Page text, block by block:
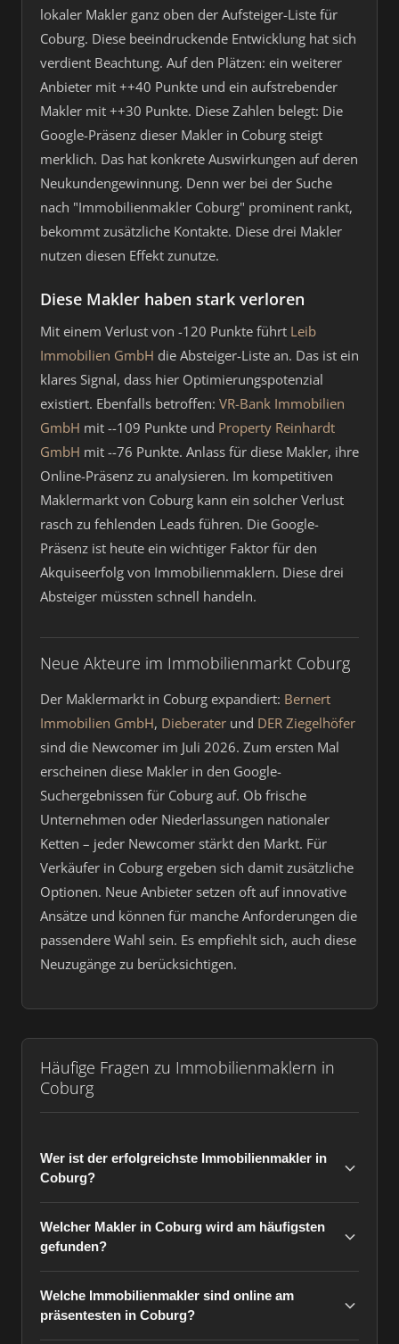
lokaler Makler ganz oben der Aufsteiger-Liste für
Coburg. Diese beeindruckende Entwicklung hat sich
verdient Beachtung. Auf den Plätzen: ein weiterer
Anbieter mit ++40 Punkte und ein aufstrebender
Makler mit ++30 Punkte. Diese Zahlen belegt: Die
Google-Präsenz dieser Makler in Coburg steigt
merklich. Das hat konkrete Auswirkungen auf deren
Neukundengewinnung. Denn wer bei der Suche
nach "Immobilienmakler Coburg" prominent rankt,
bekommt zusätzliche Kontakte. Diese drei Makler
nutzen diesen Effekt zunutze.
Diese Makler haben stark verloren
Mit einem Verlust von -120 Punkte führt Leib
Immobilien GmbH die Absteiger-Liste an. Das ist ein
klares Signal, dass hier Optimierungspotenzial
existiert. Ebenfalls betroffen: VR-Bank Immobilien
GmbH mit --109 Punkte und Property Reinhardt
GmbH mit --76 Punkte. Anlass für diese Makler, ihre
Online-Präsenz zu analysieren. Im kompetitiven
Maklermarkt von Coburg kann ein solcher Verlust
rasch zu fehlenden Leads führen. Die Google-
Präsenz ist heute ein wichtiger Faktor für den
Akquiseerfolg von Immobilienmaklern. Diese drei
Absteiger müssten schnell handeln.
Neue Akteure im Immobilienmarkt Coburg
Der Maklermarkt in Coburg expandiert: Bernert
Immobilien GmbH, Dieberater und DER Ziegelhöfer
sind die Newcomer im Juli 2026. Zum ersten Mal
erscheinen diese Makler in den Google-
Suchergebnissen für Coburg auf. Ob frische
Unternehmen oder Niederlassungen nationaler
Ketten – jeder Newcomer stärkt den Markt. Für
Verkäufer in Coburg ergeben sich damit zusätzliche
Optionen. Neue Anbieter setzen oft auf innovative
Ansätze und können für manche Anforderungen die
passendere Wahl sein. Es empfiehlt sich, auch diese
Neuzugänge zu berücksichtigen.
Häufige Fragen zu Immobilienmaklern in
Coburg
Wer ist der erfolgreichste Immobilienmakler in
Coburg?
Welcher Makler in Coburg wird am häufigsten
gefunden?
Welche Immobilienmakler sind online am
präsentesten in Coburg?